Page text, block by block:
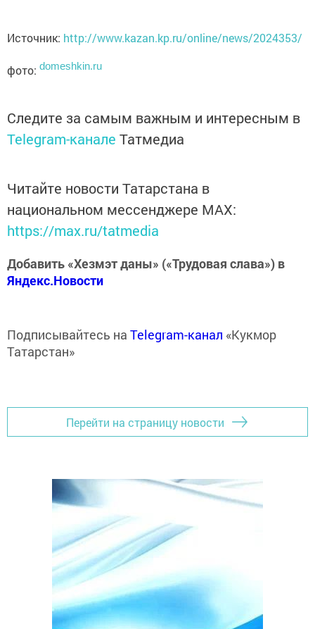
Источник: http://www.kazan.kp.ru/online/news/2024353/
фото: domeshkin.ru
Следите за самым важным и интересным в
Telegram-канале Татмедиа
Читайте новости Татарстана в
национальном мессенджере MАХ:
https://max.ru/tatmedia
Добавить «Хезмэт даны» («Трудовая слава») в
Яндекс.Новости
Подписывайтесь на Telegram-канал «Кукмор
Татарстан»
Перейти на страницу новости